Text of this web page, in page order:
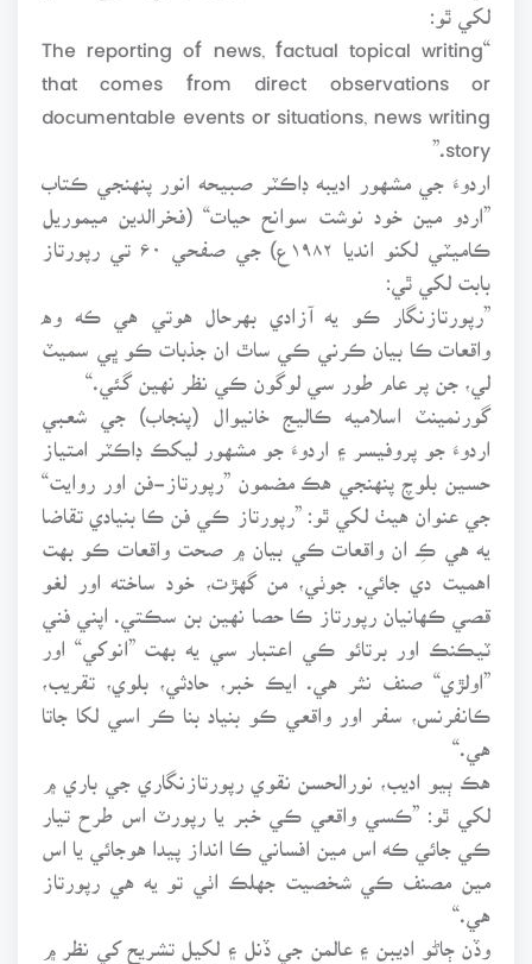
لکي ٿو:
“The reporting of news, factual topical writing
that comes from direct observations or
documentable events or situations, news writing
اردوءَ جي مشهور اديبه ڊاڪٽر صبيحه انور پنهنجي ڪتاب
”اردو مين خود نوشت سوانح حيات“ (فخرالدين ميموريل
ڪاميٽي لکنو انديا ۱۹۸۲ع) جي صفحي ۶۰ تي رپورتاز
بابت لکي ٿي:
”رپورتازنگار ڪو يه آزادي بهرحال هوتي هي ڪه وه
واقعات ڪا بيان ڪرني ڪي ساٿ ان جذبات ڪو ڀي سميٽ
لي، جن پر عام طور سي لوگون ڪي نظر نهين گئي.“
گورنمينٽ اسلاميه ڪاليج خانيوال (پنجاب) جي شعبي
اردوءَ جو پروفيسر ۽ اردو جو مشهور ليکڪ ڊاڪٽر امتياز
حسين بلوچ پنهنجي هڪ مضمون ”رپورتاز-فن اور روايت“
جي عنوان هيٺ لکي ٿو: ”رپورتاز ڪي فن ڪا بنيادي تقاضا
يه هي ڪِ ان واقعات ڪي بيان ۾ صحت واقعات ڪو بهت
اهميت دي جائي. جوٺي، من گهڙت، خود ساخته اور لغو
قصي ڪهانيان رپورتاز ڪا حصا نهين بن سڪتي. اپني فني
ٽيڪنڪ اور برتائو ڪي اعتبار سي يه بهت ”انوکي“ اور
”اولڙي“ صنف نثر هي. ايڪ خبر، حادثي، بلوي، تقريب،
ڪانفرنس، سفر اور واقعي ڪو بنياد بنا ڪر اسي لکا جاتا
هي.“
هڪ ٻيو اديب، نورالحسن نقوي رپورتازنگاري جي باري ۾
لکي ٿو: ”ڪسي واقعي ڪي خبر يا رپورٽ اس طرح تيار
ڪي جائي ڪه اس مين افساني ڪا انداز پيدا هوجائي يا اس
مين مصنف ڪي شخصيت جهلڪ اٺي تو يه هي رپورتاز
هي.“
وڏن ڄاڻو اديبن ۽ عالمن جي ڏنل ۽ لکيل تشريح کي نظر ۾